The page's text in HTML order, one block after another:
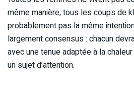
même manière, tous les coups de
probablement pas la même
largement consensus : chacun
avec une tenue adaptée à la
un sujet d’attention.